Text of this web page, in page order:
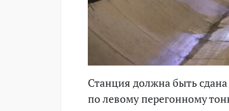
Станция должна быть сдана
по левому перегонному